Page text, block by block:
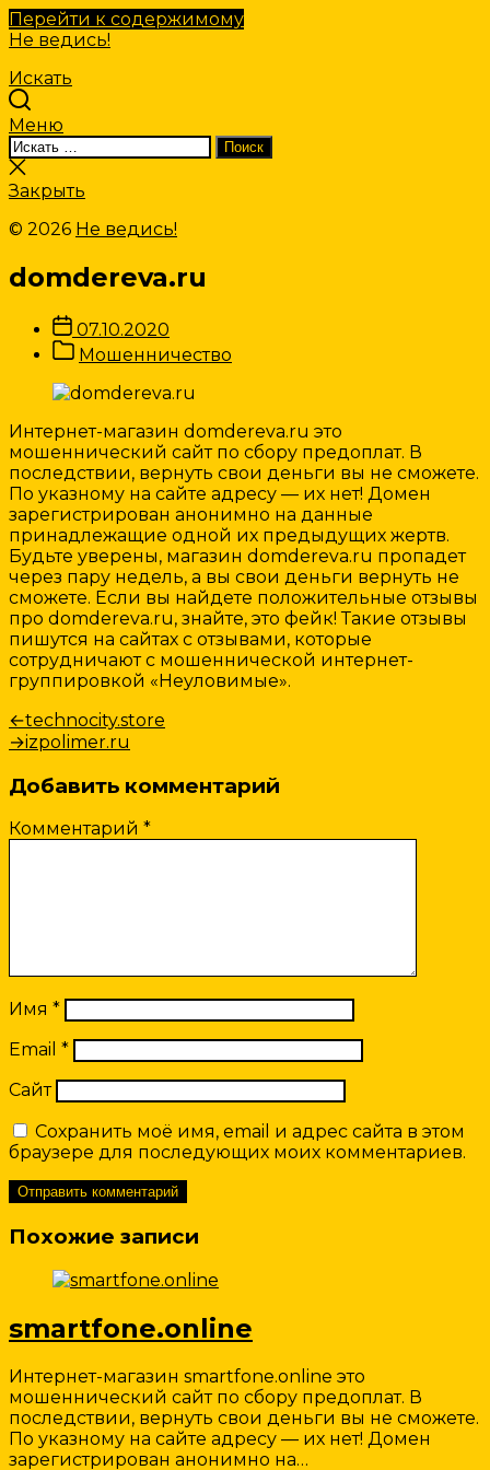
Перейти к содержимому
Не ведись!
Искать
Меню
Искать:
Поиск
Закрыть
поиск
Закрыть
© 2026 Не ведись!
domdereva.ru
Дата
записи
07.10.2020
Категории
Записи
Мошенничество
Интернет-магазин domdereva.ru это
мошеннический сайт по сбору предоплат. В
последствии, вернуть свои деньги вы не сможете.
По указному на сайте адресу — их нет! Домен
зарегистрирован анонимно на данные
принадлежащие одной их предыдущих жертв.
Будьте уверены, магазин domdereva.ru пропадет
через пару недель, а вы свои деньги вернуть не
сможете. Если вы найдете положительные отзывы
про domdereva.ru, знайте, это фейк! Такие отзывы
пишутся на сайтах с отзывами, которые
сотрудничают с мошеннической интернет-
группировкой «Неуловимые».
Навигация
по
записям
←Предыдущая
запись:
technocity.store
→Следующая
izpolimer.ru
Добавить комментарий
Комментарий *
Имя *
Email *
Сайт
Сохранить моё имя, email и адрес сайта в этом
браузере для последующих моих комментариев.
Похожие записи
smartfone.online
Интернет-магазин smartfone.online это
мошеннический сайт по сбору предоплат. В
последствии, вернуть свои деньги вы не сможете.
По указному на сайте адресу — их нет! Домен
зарегистрирован анонимно на…